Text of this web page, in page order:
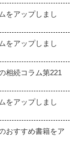
をアップしまし
をアップしまし
相続コラム第221
をアップしまし
おすすめ書籍をア